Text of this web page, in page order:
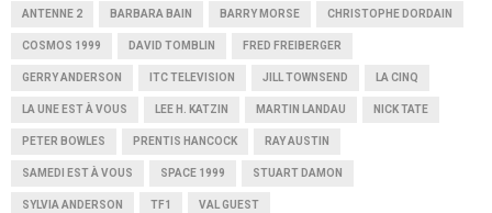
ANTENNE 2 BARBARA BAIN BARRY MORSE CHRISTOPHE DORDAIN
COSMOS 1999 DAVID TOMBLIN FRED FREIBERGER
GERRY ANDERSON ITC TELEVISION JILL TOWNSEND LA CINQ
LA UNE EST À VOUS LEE H. KATZIN MARTIN LANDAU NICK TATE
PETER BOWLES PRENTIS HANCOCK RAY AUSTIN
SAMEDI EST À VOUS SPACE 1999 STUART DAMON
SYLVIA ANDERSON TF1 VAL GUEST